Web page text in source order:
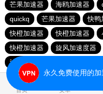
芒果加速器
海鸥加速器
quickq
芒果加速器 快鸭
快橙加速器
快橙加速器
快橙加速器
旋风加速度器
油管加速器
首页 安卓
永久免费使用的加